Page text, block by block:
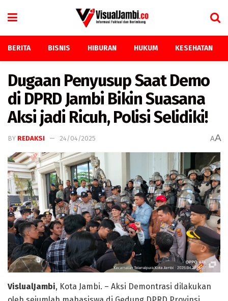
BERITA BISNIS HIBURAN HUKUM KESEHATAN
Dugaan Penyusup Saat Demo
di DPRD Jambi Bikin Suasana
Aksi jadi Ricuh, Polisi Selidiki!
BY REDAKSI 24/04/2025 AA
VislualJambi, Kota Jambi. – Aksi Demontrasi dilakukan